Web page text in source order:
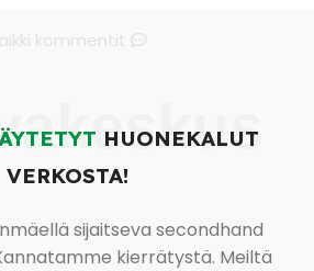
HUONEKALUT
VERKOSTA!
sijaitseva secondhand
kierrätystä. Meiltä